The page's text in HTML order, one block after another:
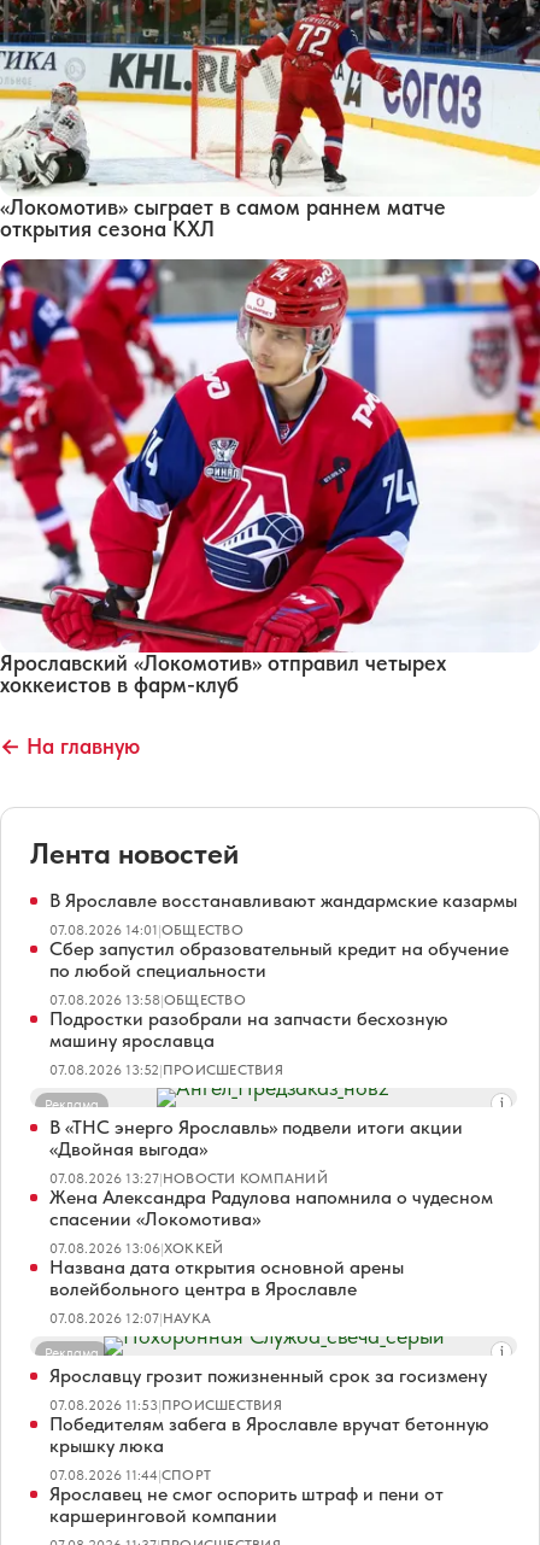
«Локомотив» сыграет в самом раннем матче
открытия сезона КХЛ
Ярославский «Локомотив» отправил четырех
хоккеистов в фарм-клуб
← На главную
Лента новостей
В Ярославле восстанавливают жандармские казармы
07.08.2026 14:01|ОБЩЕСТВО
Сбер запустил образовательный кредит на обучение
по любой специальности
07.08.2026 13:58|ОБЩЕСТВО
Подростки разобрали на запчасти бесхозную
машину ярославца
07.08.2026 13:52|ПРОИСШЕСТВИЯ
Реклама
В «ТНС энерго Ярославль» подвели итоги акции
«Двойная выгода»
07.08.2026 13:27|НОВОСТИ КОМПАНИЙ
Жена Александра Радулова напомнила о чудесном
спасении «Локомотива»
07.08.2026 13:06|ХОККЕЙ
Названа дата открытия основной арены
волейбольного центра в Ярославле
07.08.2026 12:07|НАУКА
Реклама
Ярославцу грозит пожизненный срок за госизмену
07.08.2026 11:53|ПРОИСШЕСТВИЯ
Победителям забега в Ярославле вручат бетонную
крышку люка
07.08.2026 11:44|СПОРТ
Ярославец не смог оспорить штраф и пени от
каршеринговой компании